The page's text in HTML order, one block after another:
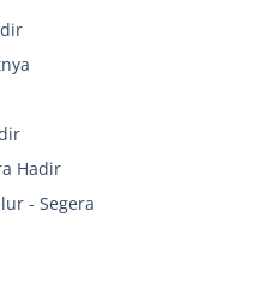
Hadir
- Segera